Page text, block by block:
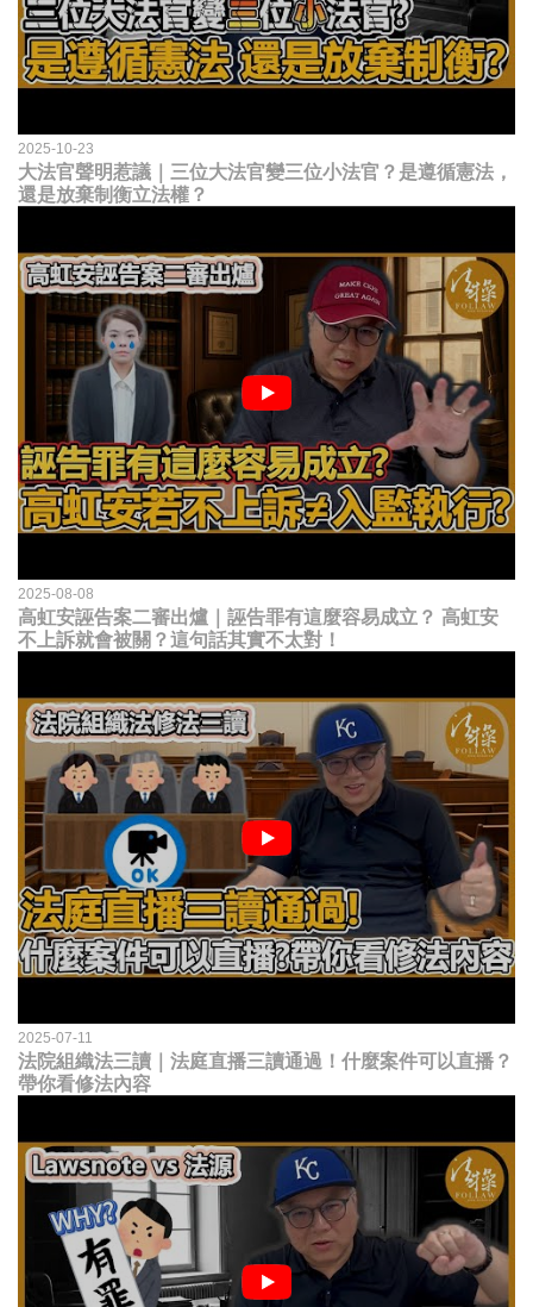
2025-10-23
大法官聲明惹議｜三位大法官變三位小法官？是遵循憲法，
還是放棄制衡立法權？
2025-08-08
高虹安誣告案二審出爐｜誣告罪有這麼容易成立？ 高虹安
不上訴就會被關？這句話其實不太對！
2025-07-11
法院組織法三讀｜法庭直播三讀通過！什麼案件可以直播？
帶你看修法內容